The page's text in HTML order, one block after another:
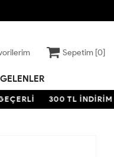
Sepetim [0]
300 TL İNDİRİM